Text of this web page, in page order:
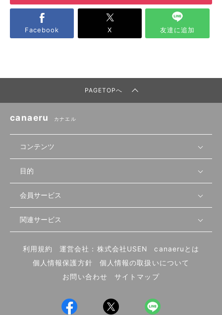
Facebook X 友達に追加
PAGETOPへ
canaeru カナエル
コンテンツ
無料開業相談
セミナー情報
セミナー動画
物件を探す
首都圏
北海道
先輩開業者の声
開業・経営に関する記事
編集ポリシー
業態別の開業方法
UIターン開業特集
目的
店舗運営
物件
内装・設備
食材・仕入れ
会員サービス
会員登録
ログイン
関連サービス
飲食店サクセスガイド（外部サイト）
利用規約 運営会社：株式会社USEN
canaeruとは
個人情報保護方針
個人情報の取扱いについて
お問い合わせ
サイトマップ